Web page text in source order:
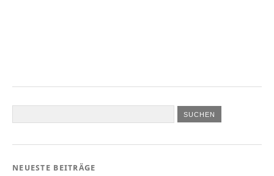
NEUESTE BEITRÄGE